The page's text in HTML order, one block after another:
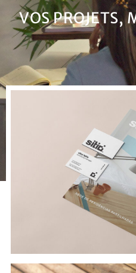
VOS PROJETS,